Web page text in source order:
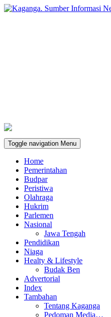
Toggle navigation Menu
Home
Pemerintahan
Budpar
Peristiwa
Olahraga
Hukrim
Parlemen
Nasional
Jawa Tengah
Pendidikan
Niaga
Healty & Lifestyle
Budak Ben
Advertorial
Index
Tambahan
Tentang Kaganga
Pedoman Media…